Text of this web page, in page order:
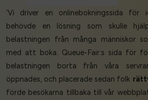
‘Vi driver en onlinebokningssida för
behövde en lösning som skulle
belastningen från många människor
med att boka. Queue-Fair:s sida för
belastningen borta från våra
öppnades, och placerade sedan folk
förde besökarna tillbaka till vår